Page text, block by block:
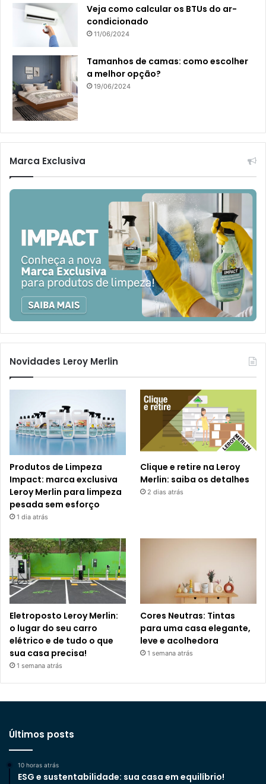
Veja como calcular os BTUs do ar-
condicionado
11/06/2024
Tamanhos de camas: como escolher
a melhor opção?
19/06/2024
Marca Exclusiva
Novidades Leroy Merlin
Produtos de Limpeza
Impact: marca exclusiva
Leroy Merlin para limpeza
pesada sem esforço
1 dia atrás
Clique e retire na Leroy
Merlin: saiba os detalhes
2 dias atrás
Eletroposto Leroy Merlin:
o lugar do seu carro
elétrico e de tudo o que
sua casa precisa!
1 semana atrás
Cores Neutras: Tintas
para uma casa elegante,
leve e acolhedora
1 semana atrás
Últimos posts
10 horas atrás
ESG e sustentabilidade: sua casa em equilíbrio!